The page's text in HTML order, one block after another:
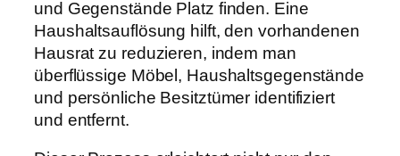
und Gegenstände Platz finden. Eine
Haushaltsauflösung hilft, den vorhandenen
Hausrat zu reduzieren, indem man
überflüssige Möbel, Haushaltsgegenstände
und persönliche Besitztümer identifiziert
und entfernt.